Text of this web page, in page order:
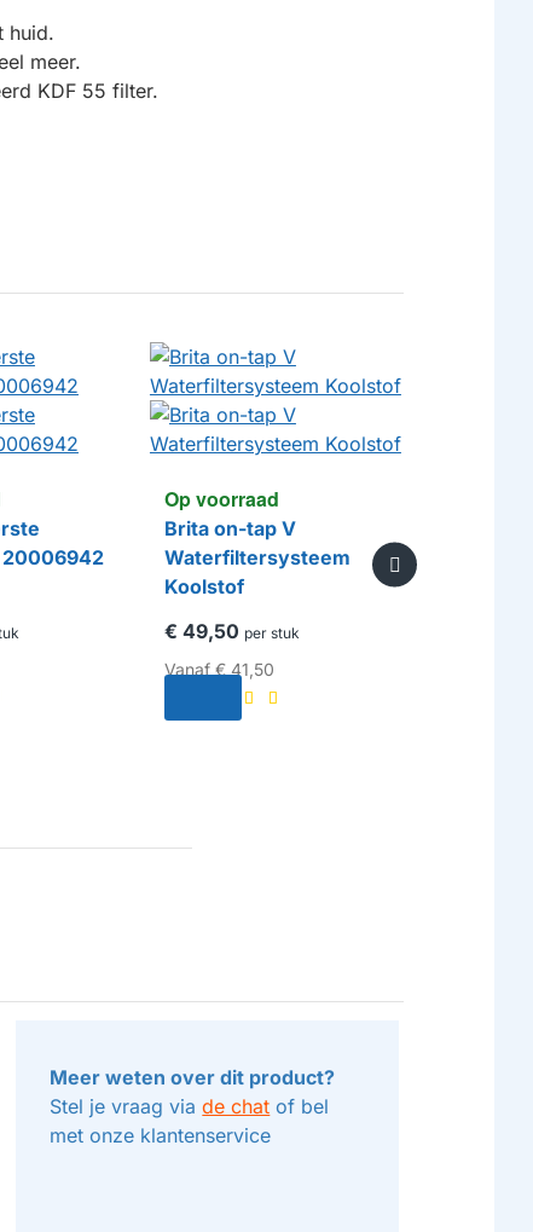
huid.
meer.
KDF 55 filter.
Op voorraad
Brita on-tap V
Waterfiltersysteem
Koolstof
€ 49,50 per stuk
Vanaf€ 41,50
Meer weten over dit product?
Stel je vraag viade chat of bel
met onze klantenservice